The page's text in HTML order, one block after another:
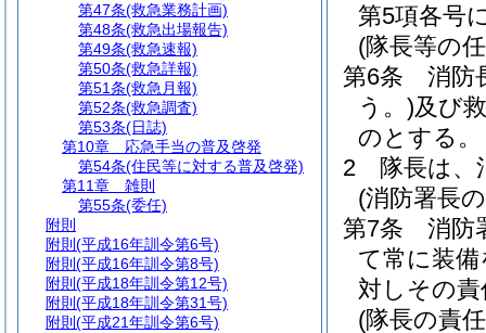
第5項各号
(隊長等の
第6条
消防
う。)及び
のとする。
2
隊長は、
(消防署長
第7条
消防
て常に装
対しその
(隊長の責
第47条(救急業務計画)
第48条(救急出場報告)
第49条(救急速報)
第50条(救急詳報)
第51条(救急月報)
第52条(救急調査)
第53条(日誌)
第10章
応急手当の普及啓発
第54条(住民等に対する普及啓発)
第11章
雑則
第55条(委任)
附則
附則 (平成16年訓令第6号)
附則 (平成16年訓令第8号)
附則 (平成18年訓令第12号)
附則 (平成18年訓令第31号)
附則 (平成21年訓令第6号)